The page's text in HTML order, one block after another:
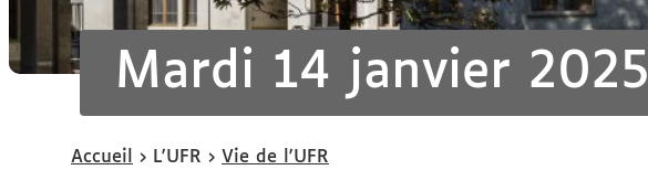
Mardi 14 janvier 2025
Vous
Accueil L'UFR Vie de l'UFR